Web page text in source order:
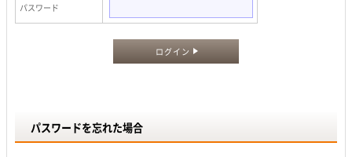
パスワード
ログイン
パスワードを忘れた場合